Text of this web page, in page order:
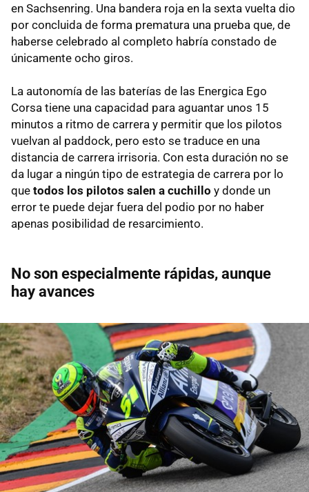
en Sachsenring. Una bandera roja en la sexta vuelta dio
por concluida de forma prematura una prueba que, de
haberse celebrado al completo habría constado de
únicamente ocho giros.
La autonomía de las baterías de las Energica Ego
Corsa tiene una capacidad para aguantar unos 15
minutos a ritmo de carrera y permitir que los pilotos
vuelvan al paddock, pero esto se traduce en una
distancia de carrera irrisoria. Con esta duración no se
da lugar a ningún tipo de estrategia de carrera por lo
que todos los pilotos salen a cuchillo y donde un
error te puede dejar fuera del podio por no haber
apenas posibilidad de resarcimiento.
No son especialmente rápidas, aunque
hay avances